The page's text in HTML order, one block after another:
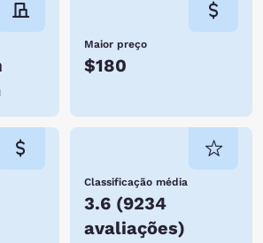
Maior preço
$180
Classificação média
3.6 (9234
avaliações)